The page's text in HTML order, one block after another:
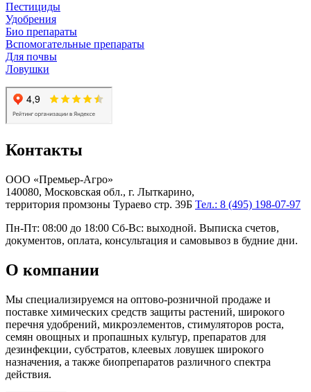
Пестициды
Удобрения
Био препараты
Вспомогательные препараты
Для почвы
Ловушки
Контакты
ООО «Премьер-Агро»
140080, Московская обл., г. Лыткарино,
территория промзоны Тураево стр. 39Б Тел.: 8 (495) 198-07-97
Пн-Пт: 08:00 до 18:00 Сб-Вс: выходной. Выписка счетов,
документов, оплата, консультация и самовывоз в будние дни.
О компании
Мы специализируемся на оптово-розничной продаже и
поставке химических средств защиты растений, широкого
перечня удобрений, микроэлементов, стимуляторов роста,
семян овощных и пропашных культур, препаратов для
дезинфекции, субстратов, клеевых ловушек широкого
назначения, а также биопрепаратов различного спектра
действия.